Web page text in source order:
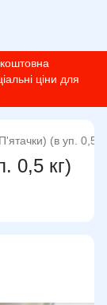
ціни для
(в уп. 0,5
0,5 кг)